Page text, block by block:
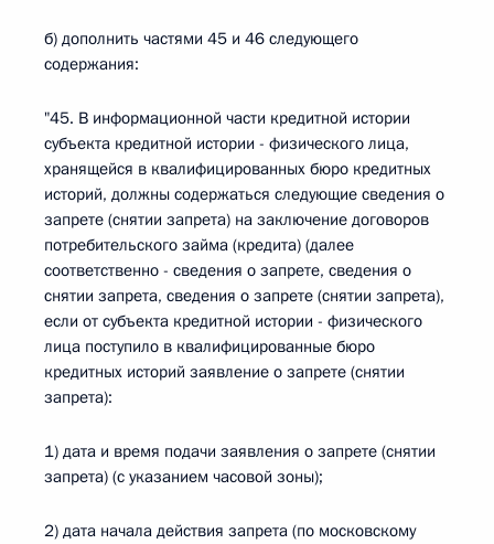
б) дополнить частями 45 и 46 следующего
содержания:
"45. В информационной части кредитной истории
субъекта кредитной истории - физического лица,
хранящейся в квалифицированных бюро кредитных
историй, должны содержаться следующие сведения о
запрете (снятии запрета) на заключение договоров
потребительского займа (кредита) (далее
соответственно - сведения о запрете, сведения о
снятии запрета, сведения о запрете (снятии запрета),
если от субъекта кредитной истории - физического
лица поступило в квалифицированные бюро
кредитных историй заявление о запрете (снятии
запрета):
1) дата и время подачи заявления о запрете (снятии
запрета) (с указанием часовой зоны);
2) дата начала действия запрета (по московскому